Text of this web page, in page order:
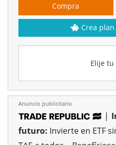
Elije
Compra
Crea
Anuncio publicitario
|
futuro: Invierte en ETF